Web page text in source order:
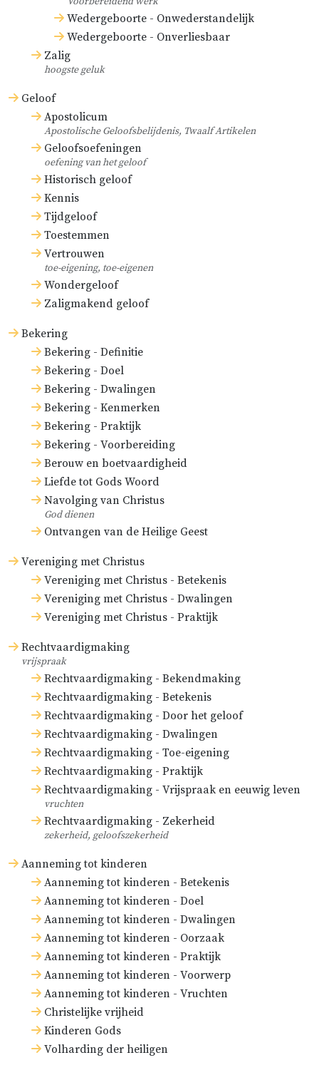
Wedergeboorte - Onwederstandelijk
Wedergeboorte - Onverliesbaar
Zalig
hoogste geluk
Geloof
Apostolicum
Apostolische Geloofsbelijdenis, Twaalf Artikelen
Geloofsoefeningen
oefening van het geloof
Historisch geloof
Kennis
Tijdgeloof
Toestemmen
Vertrouwen
toe-eigening, toe-eigenen
Wondergeloof
Zaligmakend geloof
Bekering
Bekering - Definitie
Bekering - Doel
Bekering - Dwalingen
Bekering - Kenmerken
Bekering - Praktijk
Bekering - Voorbereiding
Berouw en boetvaardigheid
Liefde tot Gods Woord
Navolging van Christus
God dienen
Ontvangen van de Heilige Geest
Vereniging met Christus
Vereniging met Christus - Betekenis
Vereniging met Christus - Dwalingen
Vereniging met Christus - Praktijk
Rechtvaardigmaking
vrijspraak
Rechtvaardigmaking - Bekendmaking
Rechtvaardigmaking - Betekenis
Rechtvaardigmaking - Door het geloof
Rechtvaardigmaking - Dwalingen
Rechtvaardigmaking - Toe-eigening
Rechtvaardigmaking - Praktijk
Rechtvaardigmaking - Vrijspraak en eeuwig leven
vruchten
Rechtvaardigmaking - Zekerheid
zekerheid, geloofszekerheid
Aanneming tot kinderen
Aanneming tot kinderen - Betekenis
Aanneming tot kinderen - Doel
Aanneming tot kinderen - Dwalingen
Aanneming tot kinderen - Oorzaak
Aanneming tot kinderen - Praktijk
Aanneming tot kinderen - Voorwerp
Aanneming tot kinderen - Vruchten
Christelijke vrijheid
Kinderen Gods
Volharding der heiligen
en de roomse kerk sinds vele
eeuwen in het bijzonder voor
afvallig. Om deze reden
bekommeren wij ons dus weinig
om die genoemde late concilies.
Verder gaan de